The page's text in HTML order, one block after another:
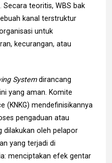
Secara teoritis, WBS bak
kanal terstruktur
untuk
kecurangan, atau
Systemdirancang
yang aman. Komite
(KNKG) mendefinisikannya
pengaduan atau
dilakukan oleh pelapor
yang terjadi di
menciptakan efek gentar